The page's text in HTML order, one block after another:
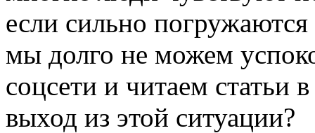
если сильно
мы долго не можем
соцсети и читаем
выход из этой ситуации?